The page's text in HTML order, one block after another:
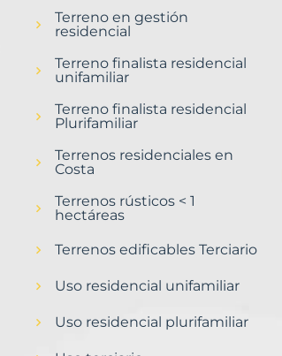
Terreno en gestión
residencial
Terreno finalista residencial
unifamiliar
Terreno finalista residencial
Plurifamiliar
Terrenos residenciales en
Costa
Terrenos rústicos < 1
hectáreas
Terrenos edificables Terciario
Uso residencial unifamiliar
Uso residencial plurifamiliar